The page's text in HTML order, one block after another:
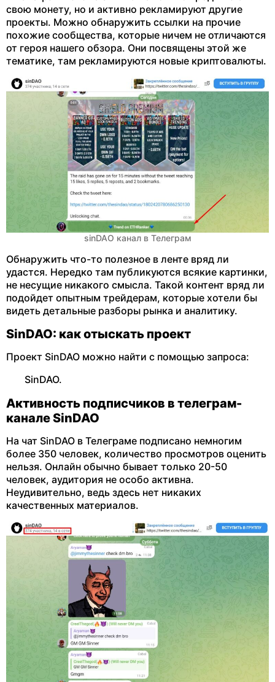
свою монету, но и активно рекламируют другие
проекты. Можно обнаружить ссылки на прочие
похожие сообщества, которые ничем не отличаются
от героя нашего обзора. Они посвящены этой же
тематике, там рекламируются новые криптовалюты.
sinDAO канал в Телеграм
Обнаружить что-то полезное в ленте вряд ли
удастся. Нередко там публикуются всякие картинки,
не несущие никакого смысла. Такой контент вряд ли
подойдет опытным трейдерам, которые хотели бы
видеть детальные разборы рынка и аналитику.
SinDAO: как отыскать проект
Проект SinDAO можно найти с помощью запроса:
SinDAO.
Активность подписчиков в телеграм-
канале SinDAO
На чат SinDAO в Телеграме подписано немногим
более 350 человек, количество просмотров оценить
нельзя. Онлайн обычно бывает только 20-50
человек, аудитория не особо активна.
Неудивительно, ведь здесь нет никаких
качественных материалов.